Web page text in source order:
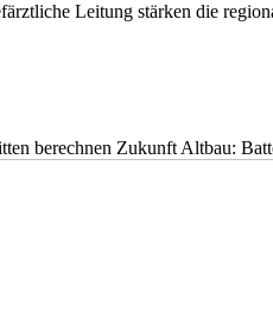
Leitung stärken die
berechnen Zukunft Altbau: